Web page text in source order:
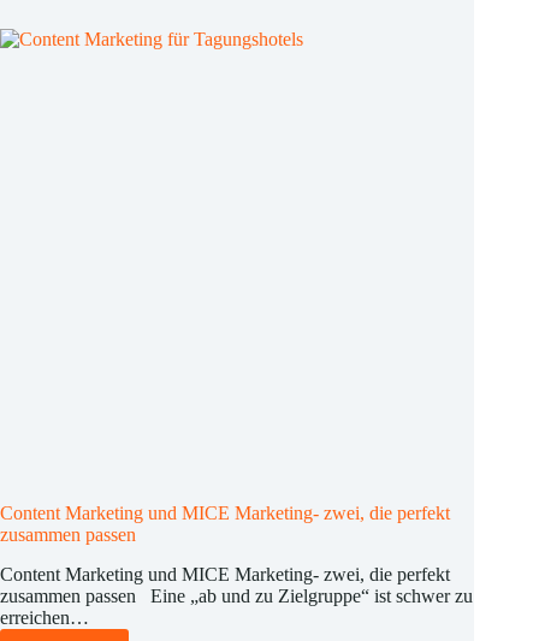
und
Content Marketing und MICE Marketing- zwei, die perfekt
zusammen passen
Content Marketing und MICE Marketing- zwei, die perfekt
zusammen passen Eine „ab und zu Zielgruppe“ ist schwer zu
erreichen…